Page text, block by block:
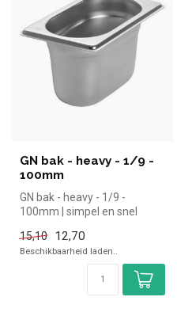
GN bak - heavy - 1/9 -
100mm
GN bak - heavy - 1/9 -
100mm | simpel en snel
Overzicht...
15,10 12,70
Beschikbaarheid laden..